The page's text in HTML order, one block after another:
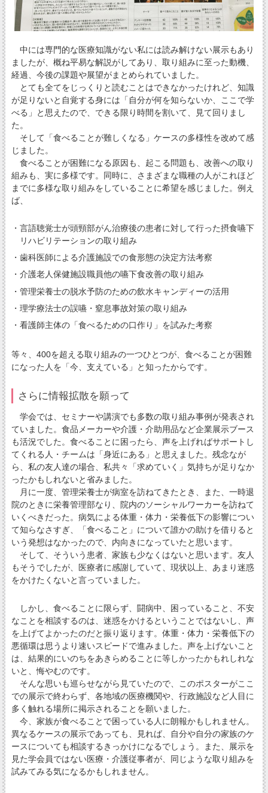
中には専門的な医療知識がない私には読み解けない展示もあり
ましたが、概ね平易な解説がしてあり、取り組みに至った動機、
経過、今後の課題や展望がまとめられていました。
とても全てをじっくりと読むことはできなかったけれど、知識
が足りないと自覚する身には「自分が何を知らないか、ここで学
べる」と思えたので、できる限り時間を割いて、見て回りまし
た。
そして「食べることが難しくなる」ケースの多様性を改めて感
じました。
食べることが困難になる原因も、起こる問題も、改善への取り
組みも、実に多様です。同時に、さまざまな職種の人がこれほど
までに多様な取り組みをしていることに希望を感じました。例え
ば、
・言語聴覚士が頭頸部がん治療後の患者に対して行った摂食嚥下
リハビリテーションの取り組み
・歯科医師による介護施設での食形態の決定方法考察
・介護老人保健施設職員他の嚥下食改善の取り組み
・管理栄養士の脱水予防のための飲水キャンディーの活用
・理学療法士の誤嚥・窒息事故対策の取り組み
・看護師主体の「食べるための口作り」を試みた考察
等々、400を超える取り組みの一つひとつが、食べることが困難
になった人を「今、支えている」と知ったからです。
さらに情報拡散を願って
学会では、セミナーや講演でも多数の取り組み事例が発表され
ていました。食品メーカーや介護・介助用品など企業展示ブース
も活況でした。食べることに困ったら、声を上げればサポートし
てくれる人・チームは「身近にある」と思えました。残念なが
ら、私の友人達の場合、私共々「求めていく」気持ちが足りなか
ったかもしれないと省みました。
月に一度、管理栄養士が病室を訪ねてきたとき、また、一時退
院のときに栄養管理部なり、院内のソーシャルワーカーを訪ねて
いくべきだった。病気による体重・体力・栄養低下の影響につい
て知らなさすぎ、「食べること」について誰かの助けを借りると
いう発想はなかったので、内向きになっていたと思います。
そして、そういう患者、家族も少なくはないと思います。友人
もそうでしたが、医療者に感謝していて、現状以上、あまり迷惑
をかけたくないと言っていました。
しかし、食べることに限らず、闘病中、困っていること、不安
なことを相談するのは、迷惑をかけるということではないし、声
を上げてよかったのだと振り返ります。体重・体力・栄養低下の
悪循環は思うより速いスピードで進みました。声を上げないこと
は、結果的にいのちをあきらめることに等しかったかもれしれな
いと、悔やむのです。
そんな思いも巡らせながら見ていたので、このポスターがここ
での展示で終わらず、各地域の医療機関や、行政施設など人目に
多く触れる場所に掲示されることを願いました。
今、家族が食べることで困っている人に朗報かもしれません。
異なるケースの展示であっても、見れば、自分や自分の家族のケ
ースについても相談するきっかけになるでしょう。また、展示を
見た学会員ではない医療・介護従事者が、同じような取り組みを
試みてみる気になるかもしれません。